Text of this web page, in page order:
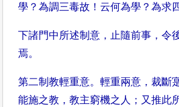
學 ？為調三毒故 ！ 云何為學 ？為求
下諸門中所述制意 ，止隨前事 ，令
焉。
第二制教輕重意。輕重兩意 ，裁斷
能施之教 ，教主窮機之人 ； 又推此